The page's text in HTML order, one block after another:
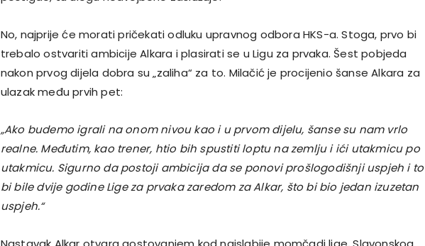
No, najprije će morati pričekati odluku upravnog odbora HKS-a. Stoga, prvo bi
trebalo ostvariti ambicije Alkara i plasirati se u Ligu za prvaka. Šest pobjeda
nakon prvog dijela dobra su „zaliha“ za to. Milačić je procijenio šanse Alkara za
ulazak među prvih pet:
„Ako budemo igrali na onom nivou kao i u prvom dijelu, šanse su nam vrlo
realne. Međutim, kao trener, htio bih spustiti loptu na zemlju i ići utakmicu po
utakmicu. Sigurno da postoji ambicija da se ponovi prošlogodišnji uspjeh i to
bi bile dvije godine Lige za prvaka zaredom za Alkar, što bi bio jedan izuzetan
uspjeh.“